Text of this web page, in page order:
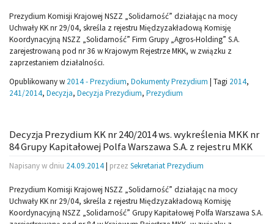
Prezydium Komisji Krajowej NSZZ „Solidarność” działając na mocy
Uchwały KK nr 29/04, skreśla z rejestru Międzyzakładową Komisję
Koordynacyjną NSZZ „Solidarność” Firm Grupy „Agros-Holding” S.A.
zarejestrowaną pod nr 36 w Krajowym Rejestrze MKK, w związku z
zaprzestaniem działalności.
Opublikowany w 2014 - Prezydium, Dokumenty Prezydium | Tagi 2014,
241/2014, Decyzja, Decyzja Prezydium, Prezydium
Decyzja Prezydium KK nr 240/2014 ws. wykreślenia MKK nr
84 Grupy Kapitałowej Polfa Warszawa S.A. z rejestru MKK
Napisany w dniu 24.09.2014| przez Sekretariat Prezydium
Prezydium Komisji Krajowej NSZZ „Solidarność” działając na mocy
Uchwały KK nr 29/04, skreśla z rejestru Międzyzakładową Komisję
Koordynacyjną NSZZ „Solidarność” Grupy Kapitałowej Polfa Warszawa S.A.